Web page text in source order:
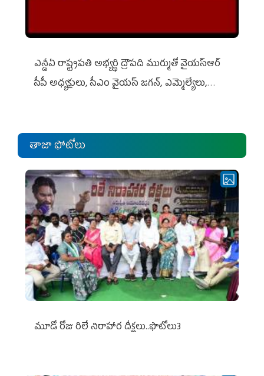
ఎన్డీఏ రాష్ట్ర‌ప‌తి అభ్య‌ర్థి ద్రౌప‌ది ముర్ముతో వైయ‌స్ఆర్
సీపీ అధ్య‌క్షులు, సీఎం వైయ‌స్ జ‌గ‌న్, ఎమ్మెల్యేలు,
తాజా ఫోటోలు
మూడో రోజు రిలే నిరాహార దీక్షలు..ఫొటోలు3